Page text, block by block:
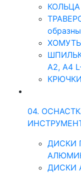
A2, А4
04.
ДИСКИ
ДИСКИ